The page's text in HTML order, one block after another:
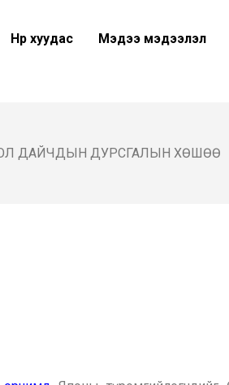
Нүүр хуудас Мэдээ мэдээлэл
ДАЙЧДЫН ДУРСГАЛЫН ХӨШӨӨ